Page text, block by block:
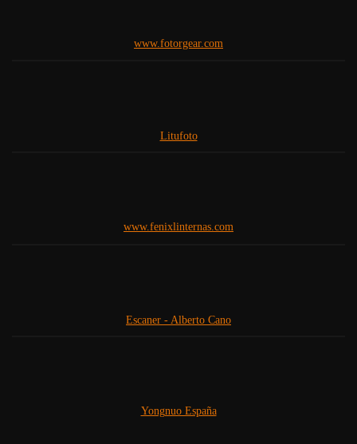
www.fotorgear.com
Litufoto
www.fenixlinternas.com
Escaner - Alberto Cano
Yongnuo España